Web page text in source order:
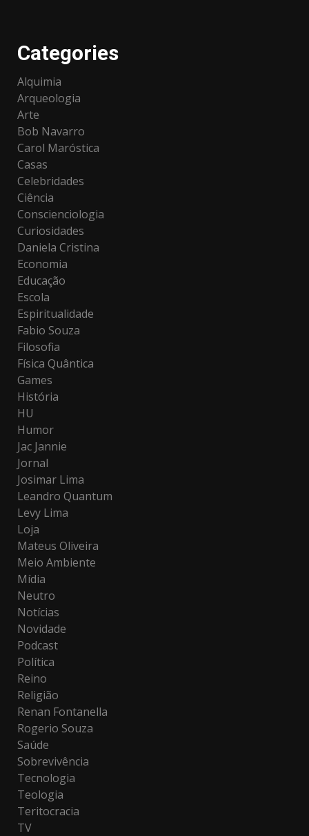
Categories
Alquimia
Arqueologia
Arte
Bob Navarro
Carol Maróstica
Casas
Celebridades
Ciência
Conscienciologia
Curiosidades
Daniela Cristina
Economia
Educação
Escola
Espiritualidade
Fabio Souza
Filosofia
Física Quântica
Games
História
HU
Humor
Jac Jannie
Jornal
Josimar Lima
Leandro Quantum
Levy Lima
Loja
Mateus Oliveira
Meio Ambiente
Mídia
Neutro
Notícias
Novidade
Podcast
Política
Reino
Religião
Renan Fontanella
Rogerio Souza
Saúde
Sobrevivência
Tecnologia
Teologia
Teritocracia
TV